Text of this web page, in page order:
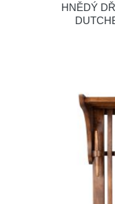
HNĚDÝ